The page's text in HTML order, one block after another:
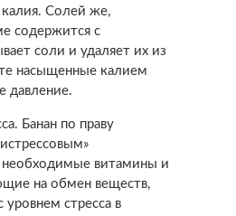
калия. Солей же,
содержится с
соли и удаляет их из
насыщенные калием
давление.
Банан по праву
витамины и
на обмен веществ,
уровнем стресса в